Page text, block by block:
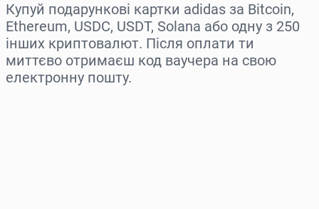
Купуй подарункові картки adidas за Bitcoin,
Ethereum, USDC, USDT, Solana або одну з 250
інших криптовалют. Після оплати ти
миттєво отримаєш код ваучера на свою
електронну пошту.